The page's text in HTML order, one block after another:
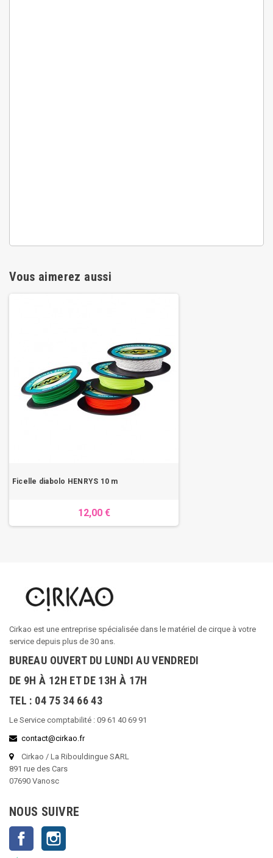
Vous aimerez aussi
Ficelle diabolo HENRYS 10 m
12,00 €
Cirkao est une entreprise spécialisée dans le matériel de cirque à votre
service depuis plus de 30 ans.
BUREAU OUVERT DU LUNDI AU VENDREDI
DE 9H À 12H ET DE 13H À 17H
TEL : 04 75 34 66 43
Le Service comptabilité : 09 61 40 69 91
contact@cirkao.fr
Cirkao / La Ribouldingue SARL
891 rue des Cars
07690 Vanosc
NOUS SUIVRE
Facebook